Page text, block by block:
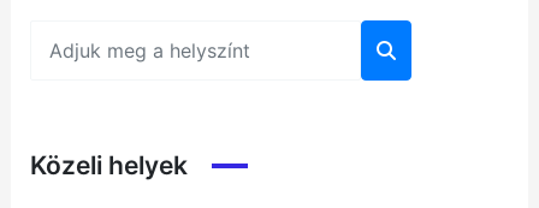
Közeli helyek